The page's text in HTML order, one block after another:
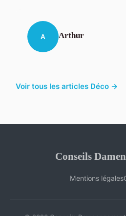
A Arthur
Voir tous les articles Déco →
Conseils
Mentions légales